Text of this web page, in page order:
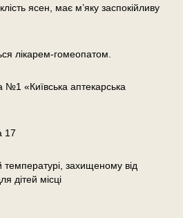
ясен, має м’яку заспокійливу
лікарем-гомеопатом.
«Київська аптекарська
17
температурі, захищеному від
дітей місці